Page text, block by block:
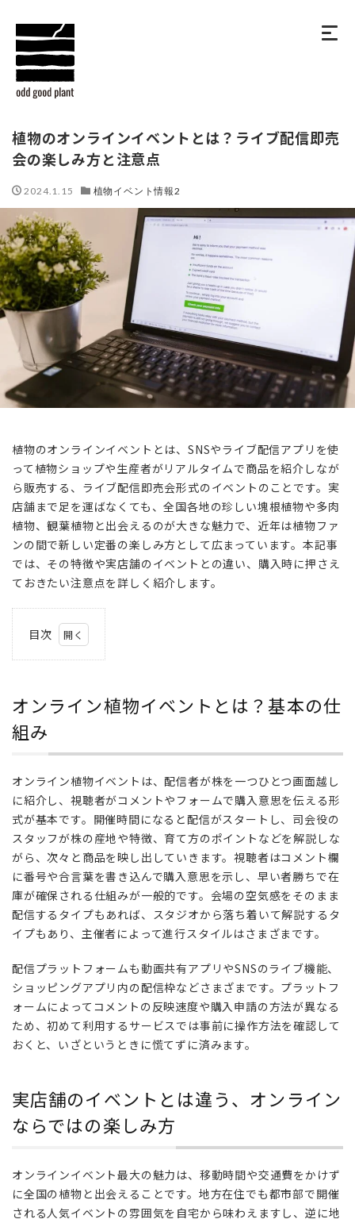
植物のオンラインイベントとは？ライブ配信即売
会の楽しみ方と注意点
2024.1.15 植物イベント情報2
植物のオンラインイベントとは、SNSやライブ配信アプリを使
って植物ショップや生産者がリアルタイムで商品を紹介しなが
ら販売する、ライブ配信即売会形式のイベントのことです。実
店舗まで足を運ばなくても、全国各地の珍しい塊根植物や多肉
植物、観葉植物と出会えるのが大きな魅力で、近年は植物ファ
ンの間で新しい定番の楽しみ方として広まっています。本記事
では、その特徴や実店舗のイベントとの違い、購入時に押さえ
ておきたい注意点を詳しく紹介します。
目次
ン植
物イ
ベン
基本
の仕
組み
実店
舗の
イベ
ント
とは
う、
オン
ライ
ンな
はの
ラ
配
信
即
オンライン植物イベントとは？基本の仕
組み
オンライン植物イベントは、配信者が株を一つひとつ画面越し
に紹介し、視聴者がコメントやフォームで購入意思を伝える形
式が基本です。開催時間になると配信がスタートし、司会役の
スタッフが株の産地や特徴、育て方のポイントなどを解説しな
がら、次々と商品を映し出していきます。視聴者はコメント欄
に番号や合言葉を書き込んで購入意思を示し、早い者勝ちで在
庫が確保される仕組みが一般的です。会場の空気感をそのまま
配信するタイプもあれば、スタジオから落ち着いて解説するタ
イプもあり、主催者によって進行スタイルはさまざまです。
配信プラットフォームも動画共有アプリやSNSのライブ機能、
ショッピングアプリ内の配信枠などさまざまです。プラットフ
ォームによってコメントの反映速度や購入申請の方法が異なる
ため、初めて利用するサービスでは事前に操作方法を確認して
おくと、いざというときに慌てずに済みます。
実店舗のイベントとは違う、オンライン
ならではの楽しみ方
オンラインイベント最大の魅力は、移動時間や交通費をかけず
に全国の植物と出会えることです。地方在住でも都市部で開催
される人気イベントの雰囲気を自宅から味わえますし、逆に地